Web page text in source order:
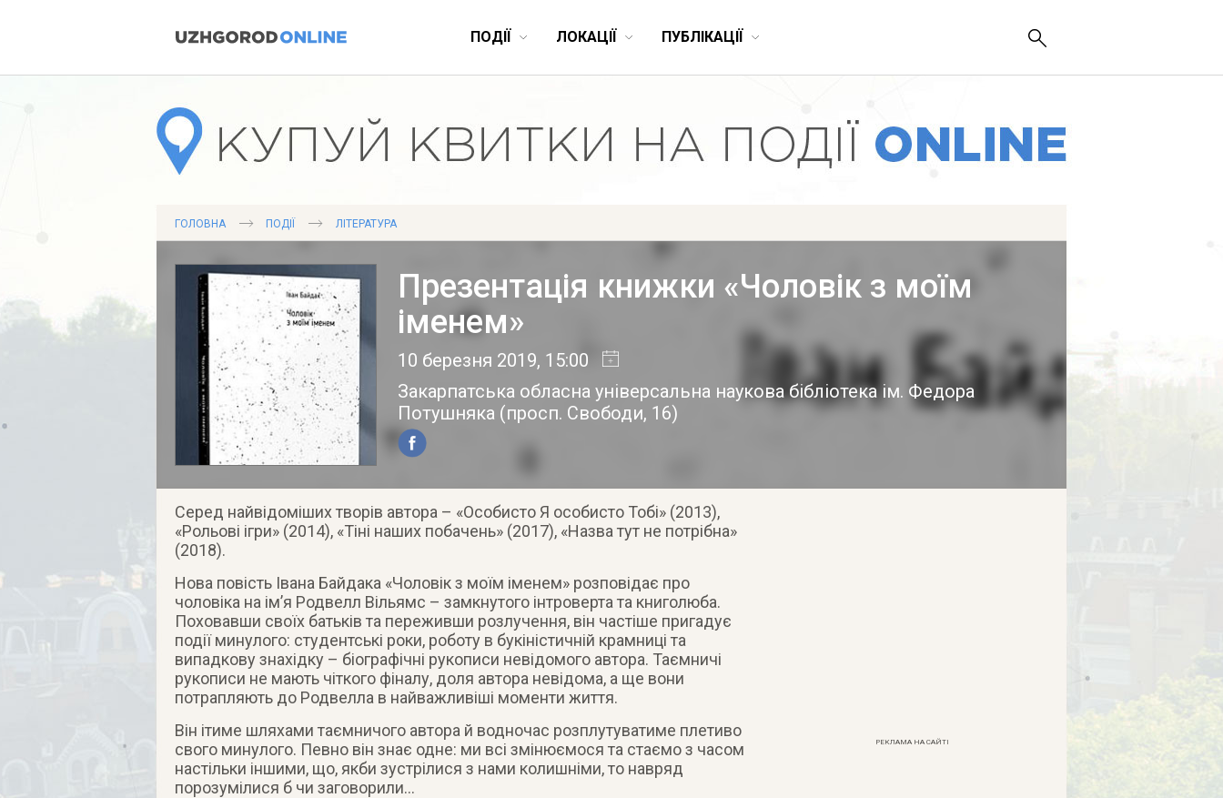
ПОДІЇ ЛОКАЦІЇ ПУБЛІКАЦІЇ
ГОЛОВНА ПОДІЇ ЛІТЕРАТУРА
Презентація книжки «Чоловік з моїм
іменем»
10 березня 2019, 15:00
Закарпатська обласна універсальна наукова бібліотека ім. Федора
Потушняка (просп. Свободи, 16)
Серед найвідоміших творів автора – «Особисто Я особисто Тобі» (2013),
«Рольові ігри» (2014), «Тіні наших побачень» (2017), «Назва тут не потрібна»
(2018).
Нова повість Івана Байдака «Чоловік з моїм іменем» розповідає про
чоловіка на ім’я Родвелл Вільямс – замкнутого інтроверта та книголюба.
Поховавши своїх батьків та переживши розлучення, він частіше пригадує
події минулого: студентські роки, роботу в букіністичній крамниці та
випадкову знахідку – біографічні рукописи невідомого автора. Таємничі
рукописи не мають чіткого фіналу, доля автора невідома, а ще вони
потрапляють до Родвелла в найважливіші моменти життя.
Він ітиме шляхами таємничого автора й водночас розплутуватиме плетиво
свого минулого. Певно він знає одне: ми всі змінюємося та стаємо з часом
настільки іншими, що, якби зустрілися з нами колишніми, то навряд
порозумілися б чи заговорили…
РЕКЛАМА НА САЙТІ